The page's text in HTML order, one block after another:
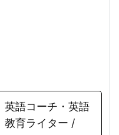
英語コーチ・英語
教育ライター /